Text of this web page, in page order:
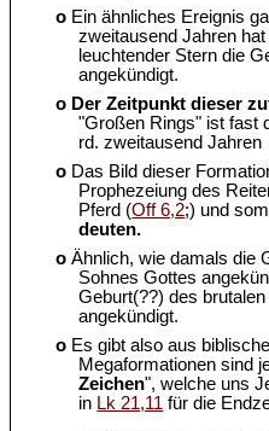
o Ein ähnliches Ereignis
zweitausend Jahren hat
leuchtender Stern die
angekündigt.
o Der Zeitpunkt dieser
"Großen Rings" ist fast
rd. zweitausend Jahren
o Das Bild dieser
Prophezeiung des
Pferd (Off 6,2;) und
deuten.
o Ähnlich, wie damals die
Sohnes Gottes
Geburt(??) des
angekündigt.
o Es gibt also aus
Megaformationen sind
Zeichen", welche uns
in Lk 21,11 für die